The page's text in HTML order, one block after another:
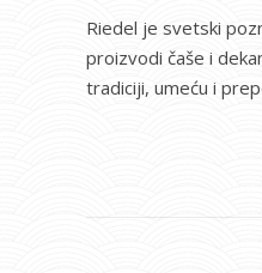
Riedel je svetski
proizvodi čaše i
tradiciji, umeću i